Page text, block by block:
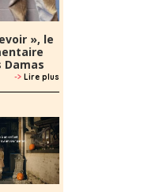
», le
Damas
-> Lire plus